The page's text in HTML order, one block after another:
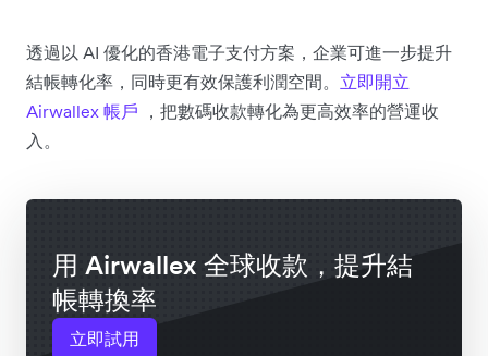
透過以 AI 優化的香港電子支付方案，企業可進一步提升
結帳轉化率，同時更有效保護利潤空間。 立即開立
Airwallex 帳戶 ，把數碼收款轉化為更高效率的營運收
入。
用 Airwallex 全球收款，提升結
帳轉換率
立即試用